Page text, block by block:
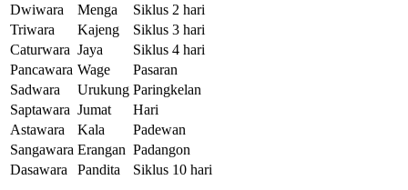
Dwiwara
Menga
Siklus 2 hari
Triwara
Kajeng
Siklus 3 hari
Caturwara Jaya
Siklus 4 hari
Pancawara Wage
Pasaran
Sadwara
Urukung Paringkelan
Saptawara Jumat
Hari
Astawara
Kala
Padewan
Sangawara Erangan Padangon
Dasawara
Pandita Siklus 10 hari